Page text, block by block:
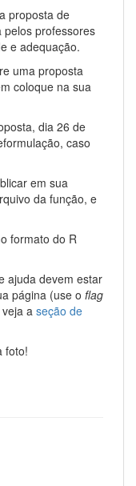
proposta de
pelos professores
e adequação.
uma proposta
coloque na sua
dia 26 de
caso
em sua
da função, e
formato do R
ajuda devem estar
página (use o flag
veja aseção de
foto!